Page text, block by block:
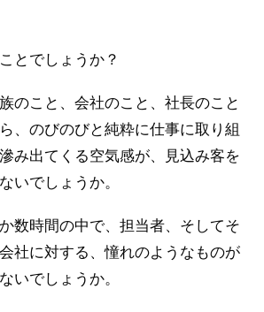
とでしょうか？
のこと、会社のこと、社長のこと
、のびのびと純粋に仕事に取り組
み出てくる空気感が、見込み客を
いでしょうか。
数時間の中で、担当者、そしてそ
社に対する、憧れのようなものが
いでしょうか。